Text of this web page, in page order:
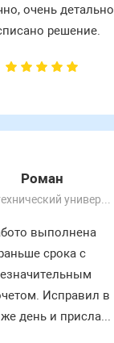
очень детально
решение.
Роман
политехнический университет
выполнена
срока с
Исправил в
день и присла...